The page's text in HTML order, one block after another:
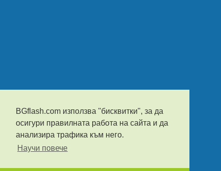
BGflash.com използва "бисквитки", за да
осигури правилната работа на сайта и да
анализира трафика към него.
Научи повече